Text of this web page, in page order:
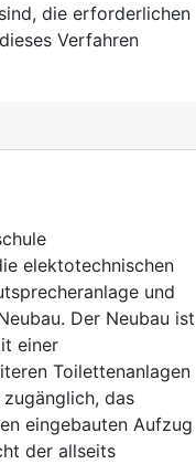
die erforderlichen
Verfahren
elektotechnischen
und
Der Neubau ist
einer
Toilettenanlagen
das
eingebauten Aufzug
der allseits